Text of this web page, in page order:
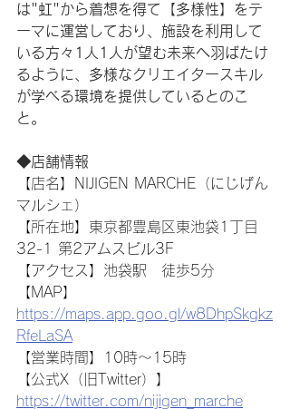
は"虹"から着想を得て【多様性】をテ
ーマに運営しており、施設を利用して
いる方々1人1人が望む未来へ羽ばたけ
るように、多様なクリエイタースキル
が学べる環境を提供しているとのこ
と。
◆店舗情報
【店名】NIJIGEN MARCHE（にじげん
マルシェ）
【所在地】東京都豊島区東池袋1丁目
32-1 第2アムスビル3F
【アクセス】池袋駅　徒歩5分
【MAP】
https://maps.app.goo.gl/w8DhpSkgkz
RfeLaSA
【営業時間】10時〜15時
【公式X（旧Twitter）】
https://twitter.com/nijigen_marche